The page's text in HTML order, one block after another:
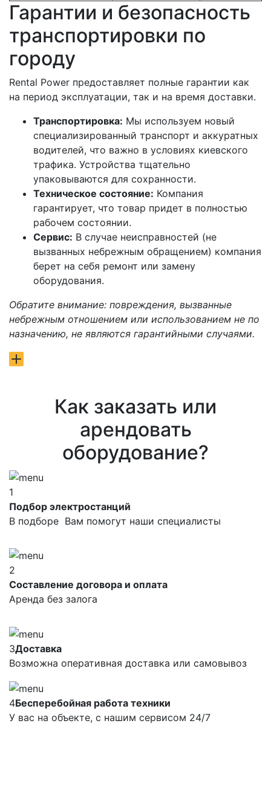
Гарантии и безопасность
транспортировки по
городу
Rental Power предоставляет полные гарантии как
на период эксплуатации, так и на время доставки.
Транспортировка: Мы используем новый
специализированный транспорт и аккуратных
водителей, что важно в условиях киевского
трафика. Устройства тщательно
упаковываются для сохранности.
Техническое состояние: Компания
гарантирует, что товар придет в полностью
рабочем состоянии.
Сервис: В случае неисправностей (не
вызванных небрежным обращением) компания
берет на себя ремонт или замену
оборудования.
Обратите внимание: повреждения, вызванные
небрежным отношением или использованием не по
назначению, не являются гарантийными случаями.
Как заказать или
арендовать
оборудование?
1
Подбор электростанций
В подборе Вам помогут наши специалисты
2
Составление договора и оплата
Аренда без залога
3Доставка
Возможна оперативная доставка или самовывоз
4Бесперебойная работа техники
У вас на объекте, с нашим сервисом 24/7